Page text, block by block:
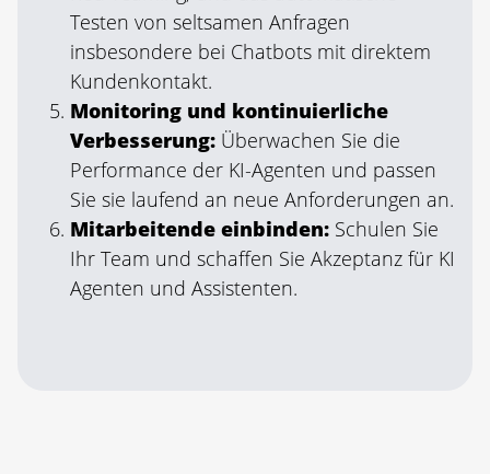
Testen von seltsamen Anfragen
insbesondere bei Chatbots mit direktem
Kundenkontakt.
Monitoring und kontinuierliche
Verbesserung: Überwachen Sie die
Performance der KI-Agenten und passen
Sie sie laufend an neue Anforderungen an.
Mitarbeitende einbinden: Schulen Sie
Ihr Team und schaffen Sie Akzeptanz für KI
Agenten und Assistenten.